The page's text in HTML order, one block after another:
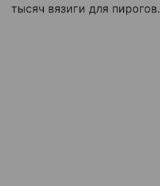
тысяч вязиги для пирогов.